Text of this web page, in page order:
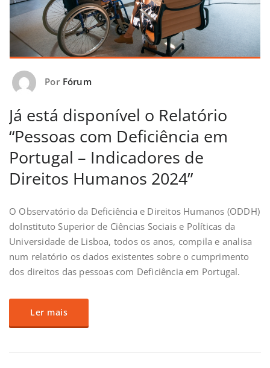
Por Fórum
Já está disponível o Relatório
“Pessoas com Deficiência em
Portugal – Indicadores de
Direitos Humanos 2024”
O Observatório da Deficiência e Direitos Humanos (ODDH)
doInstituto Superior de Ciências Sociais e Políticas da
Universidade de Lisboa, todos os anos, compila e analisa
num relatório os dados existentes sobre o cumprimento
dos direitos das pessoas com Deficiência em Portugal.
Ler mais